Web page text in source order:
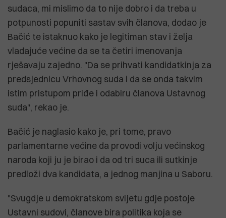
sudaca, mi mislimo da to nije dobro i da treba u
potpunosti popuniti sastav svih članova, dodao je
Bačić te istaknuo kako je legitiman stav i želja
vladajuće većine da se ta četiri imenovanja
rješavaju zajedno. "Da se prihvati kandidatkinja za
predsjednicu Vrhovnog suda i da se onda takvim
istim pristupom priđe i odabiru članova Ustavnog
suda", rekao je.
Bačić je naglasio kako je, pri tome, pravo
parlamentarne većine da provodi volju većinskog
naroda koji ju je birao i da od tri suca ili sutkinje
predloži dva kandidata, a jednog manjina u Saboru.
"Svugdje u demokratskom svijetu gdje postoje
Ustavni sudovi, članove bira politika koja se